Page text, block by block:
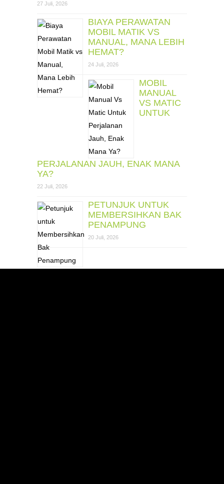
27 Juli, 2026
BIAYA PERAWATAN
MOBIL MATIK VS
MANUAL, MANA LEBIH
HEMAT?
24 Juli, 2026
MOBIL
MANUAL
VS MATIC
UNTUK
PERJALANAN JAUH, ENAK MANA
YA?
22 Juli, 2026
PETUNJUK UNTUK
MEMBERSIHKAN BAK
PENAMPUNG
20 Juli, 2026